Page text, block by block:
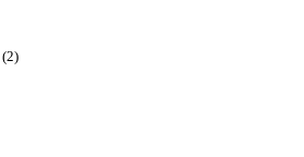
(2)